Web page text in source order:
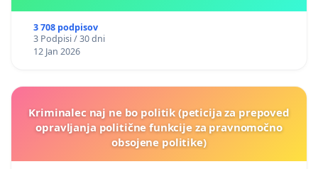
3 708 podpisov
3 Podpisi / 30 dni
12 Jan 2026
Kriminalec naj ne bo politik (peticija za prepoved
opravljanja politične funkcije za pravnomočno
obsojene politike)